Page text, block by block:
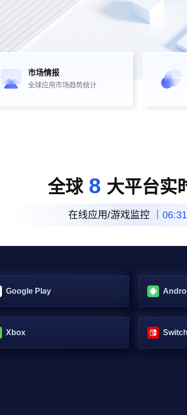
市场情报
全球应用市场趋势统计
全球8 大平台实
在线应用/游戏监控 ｜ 06:31
Google Play
Xbox Switch